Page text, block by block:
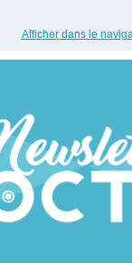
Afficher dans le